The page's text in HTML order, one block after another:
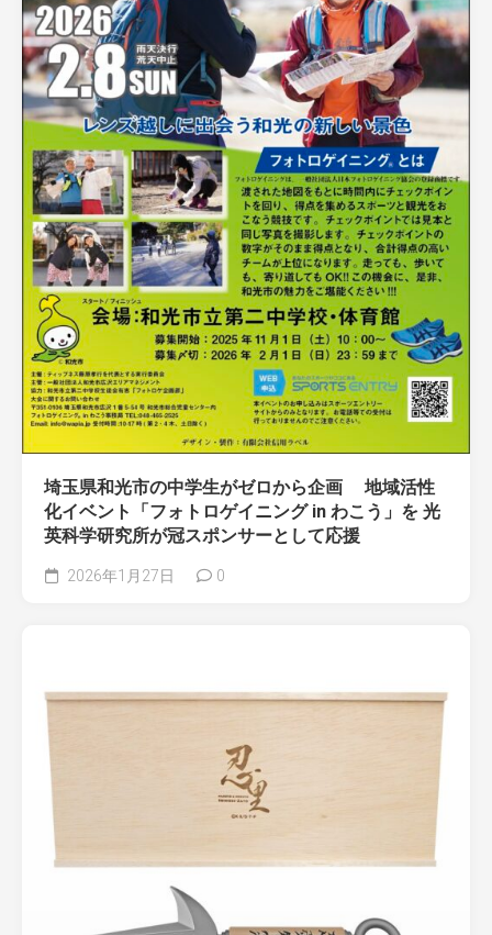
埼玉県和光市の中学生がゼロから企画 地域活性
化イベント「フォトロゲイニング in わこう」を 光
英科学研究所が冠スポンサーとして応援
2026年1月27日 0